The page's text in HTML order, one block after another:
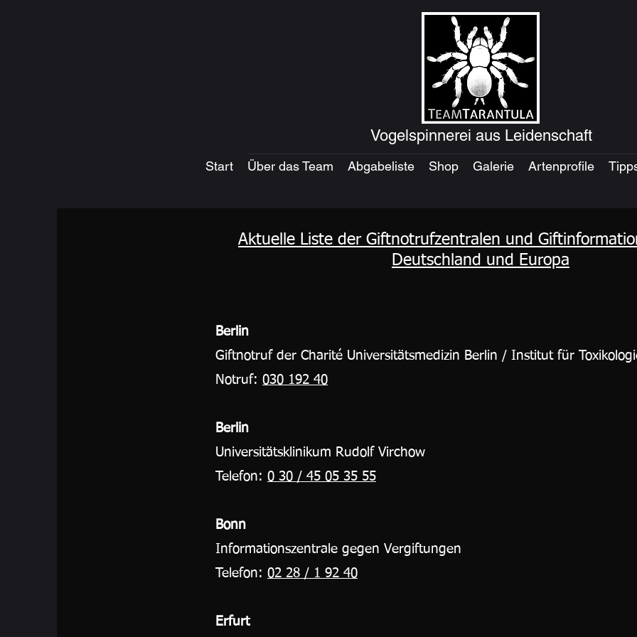
Vogelspinnerei aus Leidenschaft
Start Über das Team Abgabeliste Shop Galerie Artenprofile
Aktuelle Liste der Giftnotrufzentralen und
Deutschland und Europa
Berlin
Giftnotruf der Charité Universitätsmedizin Berlin / Institut für
Notruf: 030 192 40
Berlin
Universitätsklinikum Rudolf Virchow
Telefon: 0 30 / 45 05 35 55
Bonn
Informationszentrale gegen Vergiftungen
Telefon: 02 28 / 1 92 40
Erfurt